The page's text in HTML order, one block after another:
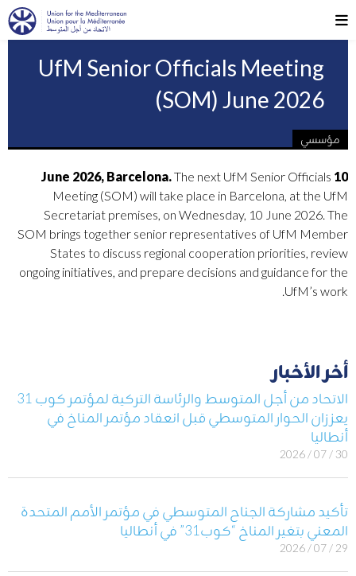
UfM Senior Officials Meeting
(SOM) June 2026
مؤسسي
10 June 2026, Barcelona.
The next UfM Senior Officials
Meeting (SOM) will take place in Barcelona, at the UfM
Secretariat premises, on Wednesday, 10 June 2026. The
SOM brings together senior representatives of UfM Member
States to discuss regional cooperation priorities, review
ongoing initiatives, and prepare decisions and guidance for the
UfM’s work.
أخر الأخبار
الاتحاد من أجل المتوسط والرئاسة التركية لمؤتمر كوب 31
يعززان الحوار المتوسطي قبل انعقاد مؤتمر المناخ في
أنطاليا
30 / 07 / 2026
تأكيد مشاركة الجناح المتوسطي في مؤتمر الأمم المتحدة
المعني بتغير المناخ “كوب31” في أنطاليا
29 / 07 / 2026